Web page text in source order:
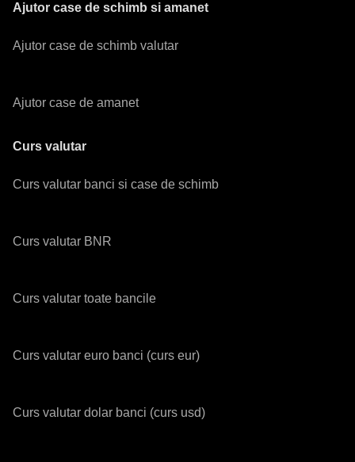
Ajutor case de schimb si amanet
Ajutor case de schimb valutar
Ajutor case de amanet
Curs valutar
Curs valutar banci si case de schimb
Curs valutar BNR
Curs valutar toate bancile
Curs valutar euro banci (curs eur)
Curs valutar dolar banci (curs usd)